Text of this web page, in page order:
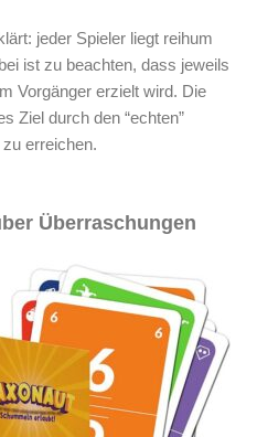
jeder Spieler liegt reihum
ist zu beachten, dass jeweils
Vorgänger erzielt wird. Die
Ziel durch den “echten”
erreichen.
Überraschungen